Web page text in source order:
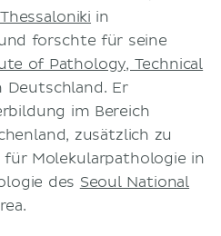
in
forschte für seine
of Pathology, Technical
Deutschland. Er
im Bereich
zusätzlich zu
Molekularpathologie in
des Seoul National